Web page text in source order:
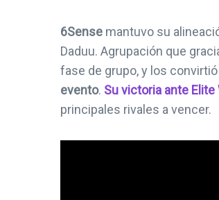
6Sense mantuvo su
Daduu. Agrupación que
fase de grupo, y los
evento. Su victoria ante Elite
principales rivales a vencer.